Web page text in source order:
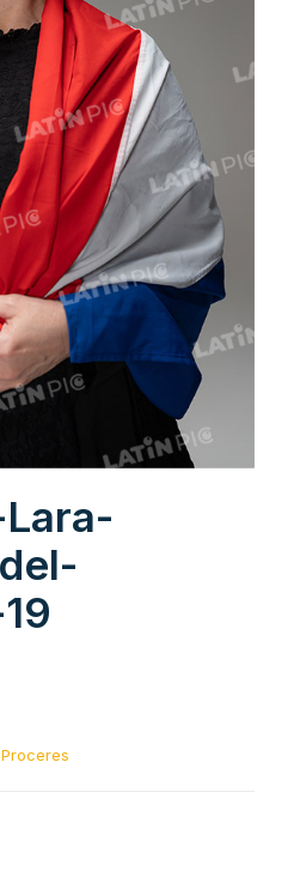
Proceres